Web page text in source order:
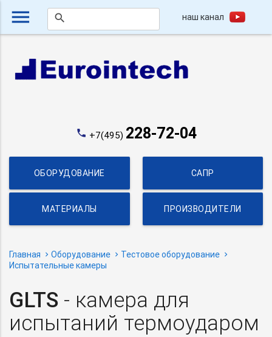
menu search наш канал
phone +7(495) 228-72-04
ОБОРУДОВАНИЕ САПР
МАТЕРИАЛЫ ПРОИЗВОДИТЕЛИ
Главная Оборудование
Тестовое оборудование
Испытательные камеры
GLTS - камера для
испытаний термоударом